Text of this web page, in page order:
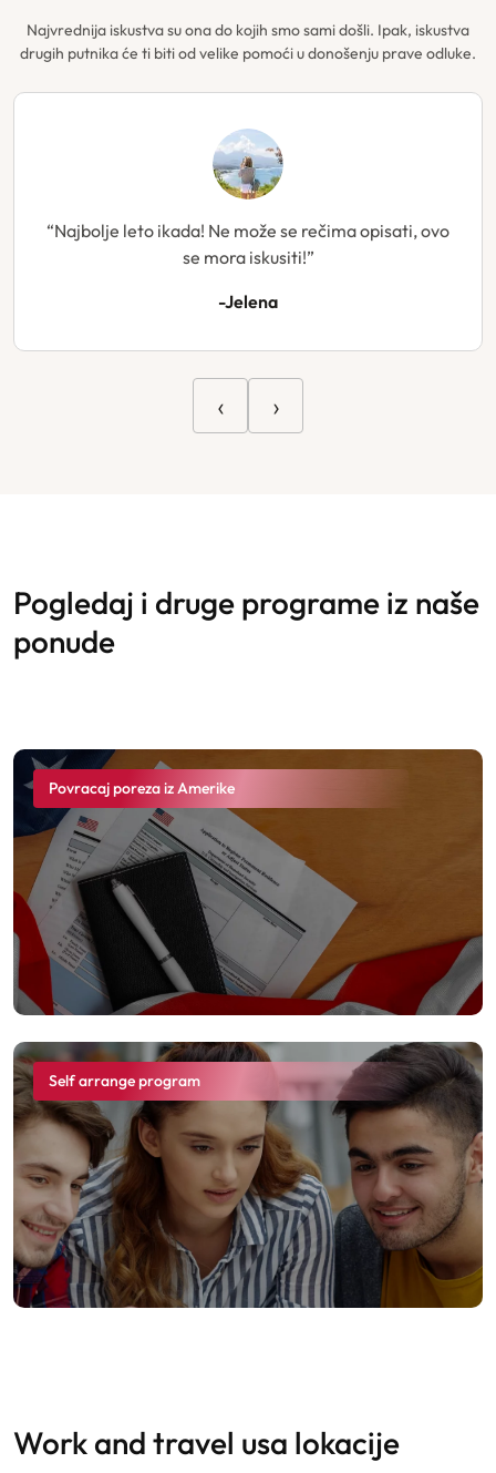
Najvrednija iskustva su ona do kojih smo sami došli. Ipak, iskustva
drugih putnika će ti biti od velike pomoći u donošenju prave odluke.
“Najbolje leto ikada! Ne može se rečima opisati, ovo
se mora iskusiti!”
-Jelena
‹ ›
pogledaj i druge programe iz naše
ponude
Povracaj poreza iz Amerike
Self arrange program
work and travel usa lokacije